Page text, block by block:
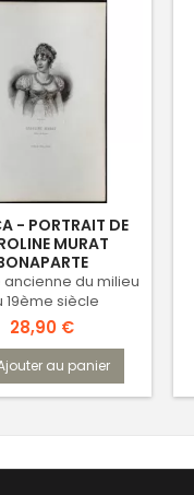
- PORTRAIT DE
MURAT
ancienne du milieu
19ème siècle
Prix
28,90 €
au panier